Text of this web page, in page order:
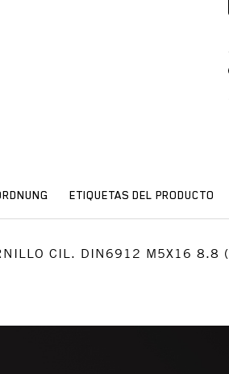
ETIQUETAS DEL PRODUCTO
CIL. DIN6912 M5X16 8.8